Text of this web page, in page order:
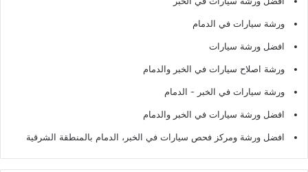
ورشة سيارات في الدمام
افضل ورشة سيارات
ورشة اصلاح سيارات في الخبر والدمام
ورشة سيارات في الخبر - الدمام
افضل ورشة سيارات في الخبر والدمام
افضل ورشة ومركز فحص سيارات في الخبر، الدمام بالمنطقة الشرقية